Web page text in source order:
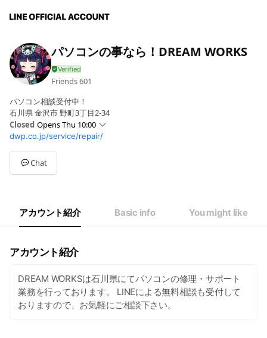
パソコンの事なら！DREAM WORKS
Friends601
パソコン相談受付中！
石川県 金沢市 野町3丁目2-34
Closed Opens Thu 10:00
SunClosed
Mon10:00 - 18:00
Tue10:00 - 18:00
Wed10:00 - 18:00
10:00 - 18:00
日祝祭日が定休日です。
dwp.co.jp/service/repair/
Chat
アカウント紹介 Basic info You might like
アカウント紹介
DREAM WORKSは石川県にてパソコンの修理・サポート
業務を行っております。 LINEによる無料相談も受付して
おりますので、お気軽にご相談下さい。